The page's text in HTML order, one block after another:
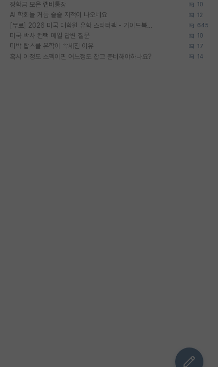
장학금 모은 랩비통장 10
AI 학회들 거품 슬슬 지적이 나오네요 12
[무료] 2026 미국 대학원 유학 스타터팩 - 가이드북 & 합격자 컨택메일 템플릿 645
미국 박사 컨택 메일 답변 질문 10
미박 탑스쿨 유학이 빡세진 이유 17
혹시 이정도 스펙이면 어느정도 잡고 준비해야하나요? 14